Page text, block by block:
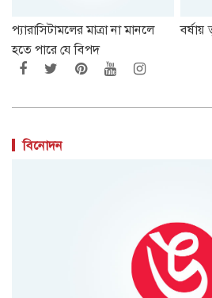
প্যারাসিটামলের মাত্রা না মানলে
হতে পারে যে বিপদ
বিনোদন